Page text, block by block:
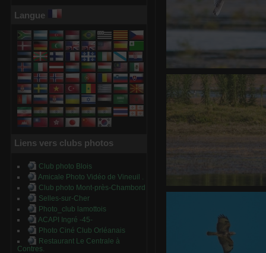
Langue
Liens vers clubs photos
Club photo Blois
Amicale Photo Vidéo de Vineuil .
Club photo Mont-près-Chambord
Selles-sur-Cher
Photo_club lamottois
ACAPI Ingré -45-
Photo Ciné Club Orléanais
Restaurant Le Centrale à
Contres.
Guifette
Héron